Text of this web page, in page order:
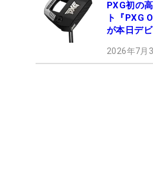
PXG初の
ト『PXG
が本日デビ
2026年7月